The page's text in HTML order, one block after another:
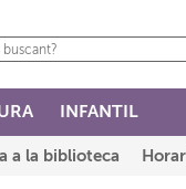
a la biblioteca
INFANTIL